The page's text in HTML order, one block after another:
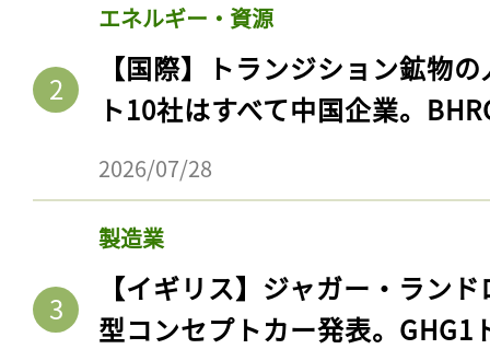
エネルギー・資源
【国際】トランジション鉱物
ト10社はすべて中国企業。
2026/07/28
製造業
【イギリス】ジャガー・ラン
型コンセプトカー発表。GHG1